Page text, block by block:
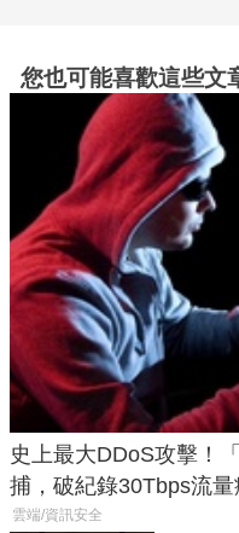
您也可能喜歡這些文
史上最大DDoS攻擊！
捕，破紀錄30Tbps流量
雲端/資訊安全